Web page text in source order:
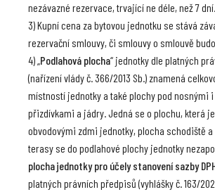
nezávazné rezervace, trvající ne déle, než 7 dní.
3) Kupní cena za bytovou jednotku se stává
rezervační smlouvy, či smlouvy o smlouvě
4) „Podlahová plocha“ jednotky dle platných
(nařízení vlády č. 366/2013 Sb.) znamená
místností jednotky a také plochy pod nosnými
přizdívkami a jádry. Jedná se o plochu, která
obvodovými zdmi jednotky, plocha schodiště
terasy se do podlahové plochy jednotky
plocha jednotky pro účely stanovení sazby
platných právních předpisů (vyhlášky č. 163/